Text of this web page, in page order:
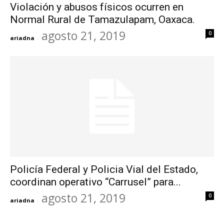
Violación y abusos físicos ocurren en
Normal Rural de Tamazulapam, Oaxaca.
ariadna - agosto 21, 2019 0
Policía Federal y Policia Vial del Estado,
coordinan operativo “Carrusel” para...
ariadna - agosto 21, 2019 0